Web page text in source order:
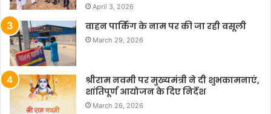
April 3, 2026
वाहन पार्किंग के नाम पर की जा रही वसूली
March 29, 2026
श्रीराम नवमी पर मुख्यमंत्री ने दी शुभकामनाएं,
शांतिपूर्ण आयोजन के दिए निर्देश
March 26, 2026